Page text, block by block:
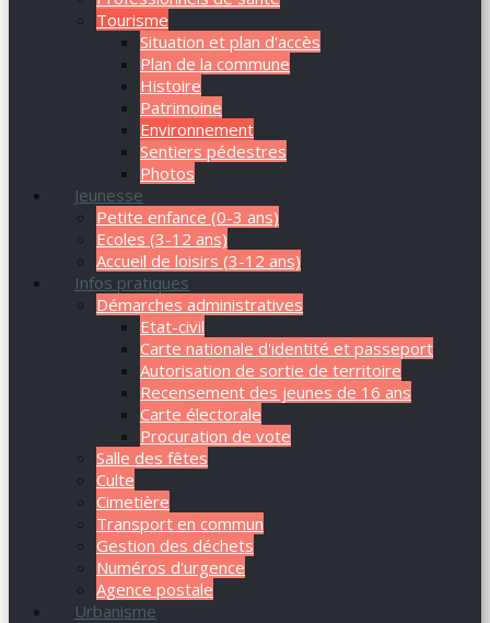
Tourisme
Situation et plan d'accès
Plan de la commune
Histoire
Patrimoine
Environnement
Sentiers pédestres
Photos
Jeunesse
Petite enfance (0-3 ans)
Ecoles (3-12 ans)
Accueil de loisirs (3-12 ans)
Infos pratiques
Démarches administratives
Etat-civil
Carte nationale d'identité et passeport
Autorisation de sortie de territoire
Recensement des jeunes de 16 ans
Carte électorale
Procuration de vote
Salle des fêtes
Culte
Cimetière
Transport en commun
Gestion des déchets
Numéros d'urgence
Agence postale
Urbanisme